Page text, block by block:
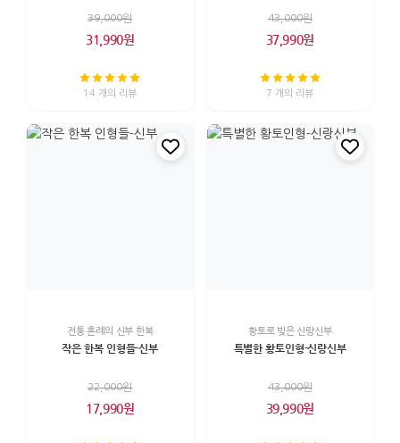
39,000원
31,990원
14 개의 리뷰
43,000원
37,990원
7 개의 리뷰
전통 혼례의 신부 한복
작은 한복 인형들-신부
22,000원
17,990원
황토로 빚은 신랑신부
특별한 황토인형-신랑신부
43,000원
39,990원